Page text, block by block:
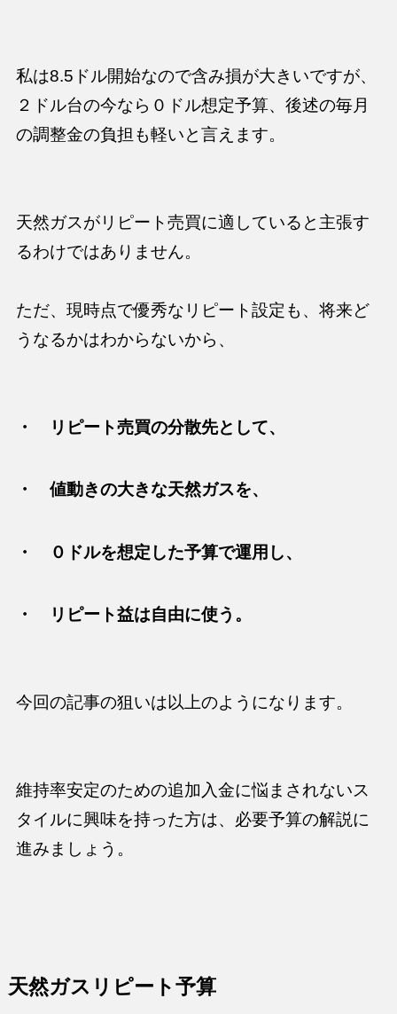
私は8.5ドル開始なので含み損が大きいですが、
２ドル台の今なら０ドル想定予算、後述の毎月
の調整金の負担も軽いと言えます。
天然ガスがリピート売買に適していると主張す
るわけではありません。
ただ、 現時点で優秀なリピート設定も、将来ど
うなるかはわからないから、
・ リピート売買の分散先として、
・ 値動きの大きな天然ガスを、
・ ０ドルを想定した予算で運用し、
・ リピート益は自由に使う。
今回の記事の狙いは以上のようになります。
維持率安定のための追加入金に悩まされないス
タイルに興味を持った方は、必要予算の解説に
進みましょう。
天然ガスリピート予算